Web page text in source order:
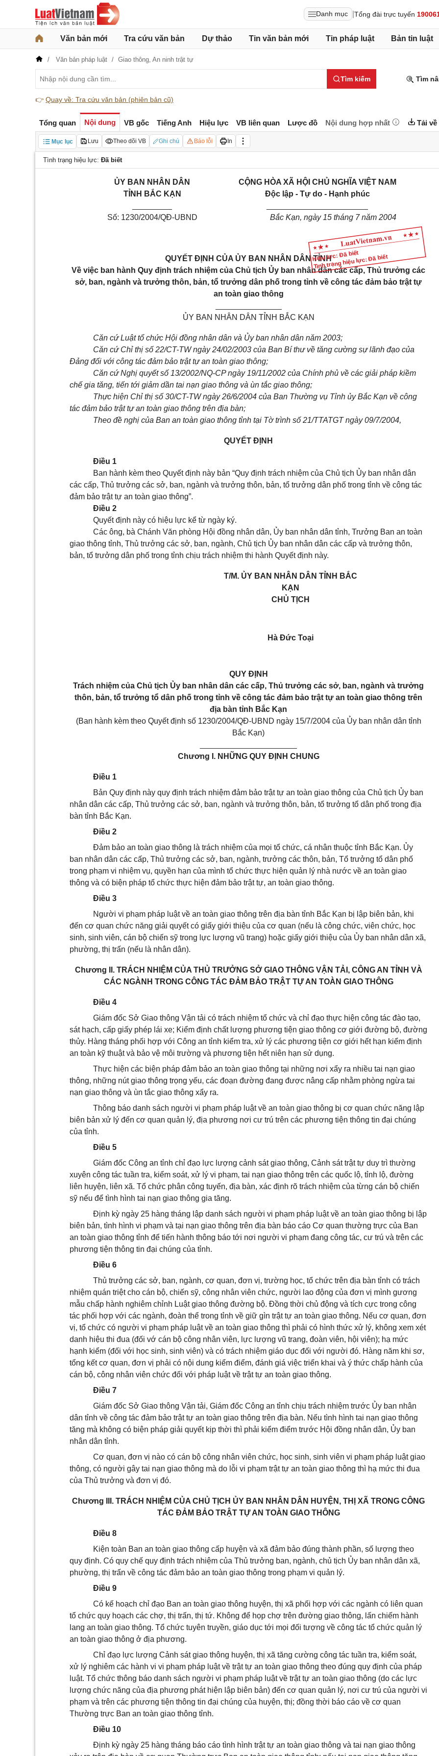
Danh mục Tổng đài trực tuyến
Văn bản mới Tra cứu văn bản Dự thảo Tin văn bản mới Tin pháp luật Bản tin luật
Văn bản pháp luật Giao thông, An ninh trật tự
Tìm kiếm Tìm
👉 Quay về: Tra cứu văn bản (phiên bản cũ)
Tổng quan Nội dung VB gốc Tiếng Anh Hiệu lực VB liên quan Lược đồ Nội dung hợp nhất Tải về
Mục lục Lưu Theo dõi VB Ghi chú Báo lỗi In
Tình trạng hiệu lực: Đã biết
Hiệu lực: Đã biết
Tình trạng hiệu lực: Đã biết
ỦY BAN NHÂN DÂN
TỈNH BẮC KẠN
Số: 1230/2004/QĐ-UBND
CỘNG HÒA XÃ HỘI CHỦ NGHĨA VIỆT NAM
Độc lập - Tự do - Hạnh phúc
Bắc Kạn, ngày 15 tháng 7 năm 2004
QUYẾT ĐỊNH CỦA ỦY BAN NHÂN DÂN TỈNH
Về việc ban hành Quy định trách nhiệm của Chủ tịch Ủy ban nhân dân các cấp, Thủ trưởng các
sở, ban, ngành và trưởng thôn, bản, tổ trưởng dân phố trong tỉnh về công tác đảm bảo trật tự
an toàn giao thông
ỦY BAN NHÂN DÂN TỈNH BẮC KẠN
Căn cứ Luật tổ chức Hội đồng nhân dân và Ủy ban nhân dân năm 2003;
Căn cứ Chỉ thị số 22/CT-TW ngày 24/02/2003 của Ban Bí thư về tăng cường sự lãnh đạo của
Đảng đối với công tác đảm bảo trật tự an toàn giao thông;
Căn cứ Nghị quyết số 13/2002/NQ-CP ngày 19/11/2002 của Chính phủ về các giải pháp kiềm
chế gia tăng, tiến tới giảm dần tai nạn giao thông và ùn tắc giao thông;
Thực hiện Chỉ thị số 30/CT-TW ngày 26/6/2004 của Ban Thường vụ Tỉnh ủy Bắc Kạn về công
tác đảm bảo trật tự an toàn giao thông trên địa bàn;
Theo đề nghị của Ban an toàn giao thông tỉnh tại Tờ trình số 21/TTATGT ngày 09/7/2004,
QUYẾT ĐỊNH
Điều 1
Ban hành kèm theo Quyết định này bản “Quy định trách nhiệm của Chủ tịch Ủy ban nhân dân
các cấp, Thủ trưởng các sở, ban, ngành và trưởng thôn, bản, tổ trưởng dân phố trong tỉnh về công tác
đảm bảo trật tự an toàn giao thông”.
Điều 2
Quyết định này có hiệu lực kể từ ngày ký.
Các ông, bà Chánh Văn phòng Hội đồng nhân dân, Ủy ban nhân dân tỉnh, Trưởng Ban an toàn
giao thông tỉnh, Thủ trưởng các sở, ban, ngành, Chủ tịch Ủy ban nhân dân các cấp và trưởng thôn,
bản, tổ trưởng dân phố trong tỉnh chịu trách nhiệm thi hành Quyết định này.
T/M. ỦY BAN NHÂN DÂN TỈNH BẮC
KẠN
CHỦ TỊCH
Hà Đức Toại
QUY ĐỊNH
Trách nhiệm của Chủ tịch Ủy ban nhân dân các cấp, Thủ trưởng các sở, ban, ngành và trưởng
thôn, bản, tổ trưởng tổ dân phố trong tỉnh về công tác đảm bảo trật tự an toàn giao thông trên
địa bàn tỉnh Bắc Kạn
(Ban hành kèm theo Quyết định số 1230/2004/QĐ-UBND ngày 15/7/2004 của Ủy ban nhân dân tỉnh
Bắc Kạn)
Chương I. NHỮNG QUY ĐỊNH CHUNG
Điều 1
Bản Quy định này quy định trách nhiệm đảm bảo trật tự an toàn giao thông của Chủ tịch Ủy ban
nhân dân các cấp, Thủ trưởng các sở, ban, ngành và trưởng thôn, bản, tổ trưởng tổ dân phố trong địa
bàn tỉnh Bắc Kạn.
Điều 2
Đảm bảo an toàn giao thông là trách nhiệm của mọi tổ chức, cá nhân thuộc tỉnh Bắc Kạn. Ủy
ban nhân dân các cấp, Thủ trưởng các sở, ban, ngành, trưởng các thôn, bản, Tổ trưởng tổ dân phố
trong phạm vi nhiệm vụ, quyền hạn của mình tổ chức thực hiện quản lý nhà nước về an toàn giao
thông và có biện pháp tổ chức thực hiện đảm bảo trật tự, an toàn giao thông.
Điều 3
Người vi phạm pháp luật về an toàn giao thông trên địa bàn tỉnh Bắc Kạn bị lập biên bản, khi
đến cơ quan chức năng giải quyết có giấy giới thiệu của cơ quan (nếu là công chức, viên chức, học
sinh, sinh viên, cán bộ chiến sỹ trong lực lượng vũ trang) hoặc giấy giới thiệu của Ủy ban nhân dân xã,
phường, thị trấn (nếu là nhân dân).
Chương II. TRÁCH NHIỆM CỦA THỦ TRƯỞNG SỞ GIAO THÔNG VẬN TẢI, CÔNG AN TỈNH VÀ
CÁC NGÀNH TRONG CÔNG TÁC ĐẢM BẢO TRẬT TỰ AN TOÀN GIAO THÔNG
Điều 4
Giám đốc Sở Giao thông Vận tải có trách nhiệm tổ chức và chỉ đạo thực hiện công tác đào tạo,
sát hạch, cấp giấy phép lái xe; Kiểm định chất lượng phương tiện giao thông cơ giới đường bộ, đường
thủy. Hàng tháng phối hợp với Công an tỉnh kiểm tra, xử lý các phương tiện cơ giới hết hạn kiểm định
an toàn kỹ thuật và bảo vệ môi trường và phương tiện hết niên hạn sử dụng.
Thực hiện các biện pháp đảm bảo an toàn giao thông tại những nơi xẩy ra nhiều tai nạn giao
thông, những nút giao thông trọng yếu, các đoạn đường đang được nâng cấp nhằm phòng ngừa tai
nạn giao thông và ùn tắc giao thông xẩy ra.
Thông báo danh sách người vi phạm pháp luật về an toàn giao thông bị cơ quan chức năng lập
biên bản xử lý đến cơ quan quản lý, địa phương nơi cư trú trên các phương tiện thông tin đại chúng
của tỉnh.
Điều 5
Giám đốc Công an tỉnh chỉ đạo lực lượng cảnh sát giao thông, Cảnh sát trật tự duy trì thường
xuyên công tác tuần tra, kiểm soát, xử lý vi phạm, tai nạn giao thông trên các quốc lộ, tỉnh lộ, đường
liên huyện, liên xã. Tổ chức phân công tuyến, địa bàn, xác định rõ trách nhiệm của từng cán bộ chiến
sỹ nếu để tình hình tai nạn giao thông gia tăng.
Định kỳ ngày 25 hàng tháng lập danh sách người vi phạm pháp luật về an toàn giao thông bị lập
biên bản, tình hình vi phạm và tại nạn giao thông trên địa bàn báo cáo Cơ quan thường trực của Ban
an toàn giao thông tỉnh để tiến hành thông báo tới nơi người vi phạm đang công tác, cư trú và trên các
phương tiện thông tin đại chúng của tỉnh.
Điều 6
Thủ trưởng các sở, ban, ngành, cơ quan, đơn vị, trường học, tổ chức trên địa bàn tỉnh có trách
nhiệm quán triệt cho cán bộ, chiến sỹ, công nhân viên chức, người lao động của đơn vị mình gương
mẫu chấp hành nghiêm chỉnh Luật giao thông đường bộ. Đồng thời chủ động và tích cực trong công
tác phối hợp với các ngành, đoàn thể trong tỉnh về giữ gìn trật tự an toàn giao thông. Nếu cơ quan, đơn
vị, tổ chức có người vi phạm pháp luật về an toàn giao thông thì phải có hình thức xử lý, không xem xét
danh hiệu thi đua (đối vớ cán bộ công nhân viên, lực lượng vũ trang, đoàn viên, hội viên); hạ mức
hạnh kiểm (đối với học sinh, sinh viên) và có trách nhiệm giáo dục đối với người đó. Hàng năm khi sơ,
tổng kết cơ quan, đơn vị phải có nội dung kiểm điểm, đánh giá việc triển khai và ý thức chấp hành của
cán bộ, công nhân viên chức đối với pháp luật về trật tự an toàn giao thông.
Điều 7
Giám đốc Sở Giao thông Vận tải, Giám đốc Công an tỉnh chịu trách nhiệm trước Ủy ban nhân
dân tỉnh về công tác đảm bảo trật tự an toàn giao thông trên địa bàn. Nếu tình hình tai nạn giao thông
tăng mà không có biện pháp giải quyết kịp thời thì phải kiểm điểm trước Hội đồng nhân dân, Ủy ban
nhân dân tỉnh.
Cơ quan, đơn vị nào có cán bộ công nhân viên chức, học sinh, sinh viên vi phạm pháp luật giao
thông, có người gây tai nạn giao thông mà do lỗi vi phạm trật tự an toàn giao thông thì hạ mức thi đua
của Thủ trưởng và đơn vị đó.
Chương III. TRÁCH NHIỆM CỦA CHỦ TỊCH ỦY BAN NHÂN DÂN HUYỆN, THỊ XÃ TRONG CÔNG
TÁC ĐẢM BẢO TRẬT TỰ AN TOÀN GIAO THÔNG
Điều 8
Kiện toàn Ban an toàn giao thông cấp huyện và xã đảm bảo đúng thành phần, số lượng theo
quy định. Có quy chế quy định trách nhiệm của Thủ trưởng ban, ngành, chủ tịch Ủy ban nhân dân xã,
phường, thị trấn về công tác đảm bảo an toàn giao thông trong phạm vi quản lý.
Điều 9
Có kế hoạch chỉ đạo Ban an toàn giao thông huyện, thị xã phối hợp với các ngành có liên quan
tổ chức quy hoạch các chợ, thị trấn, thị tứ. Không để họp chợ trên đường giao thông, lấn chiếm hành
lang an toàn giao thông. Tổ chức tuyên truyền, giáo dục tới mọi đối tượng về công tác tổ chức quản lý
an toàn giao thông ở địa phương.
Chỉ đạo lực lượng Cảnh sát giao thông huyện, thị xã tăng cường công tác tuần tra, kiểm soát,
xử lý nghiêm các hành vi vi phạm pháp luật về trật tự an toàn giao thông theo đúng quy định của pháp
luật. Tổ chức thông báo danh sách người vi phạm pháp luật về trật tự an toàn giao thông (do các lực
lượng chức năng của địa phương phát hiện lập biên bản) đến cơ quan quản lý, nơi cư trú của người vi
phạm và trên các phương tiện thông tin đại chúng của huyện, thị; đồng thời báo cáo về cơ quan
Thường trực Ban an toàn giao thông tỉnh.
Điều 10
Định kỳ ngày 25 hàng tháng báo cáo tình hình trật tự an toàn giao thông và tai nạn giao thông